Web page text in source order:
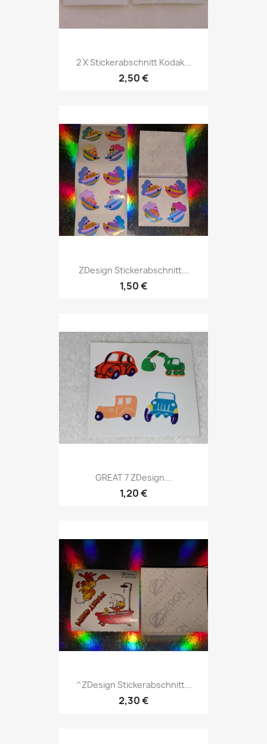
2 X Stickerabschnitt Kodak...
2,50 €
ZDesign Stickerabschnitt...
1,50 €
GREAT 7 ZDesign...
1,20 €
^ZDesign Stickerabschnitt...
2,30 €